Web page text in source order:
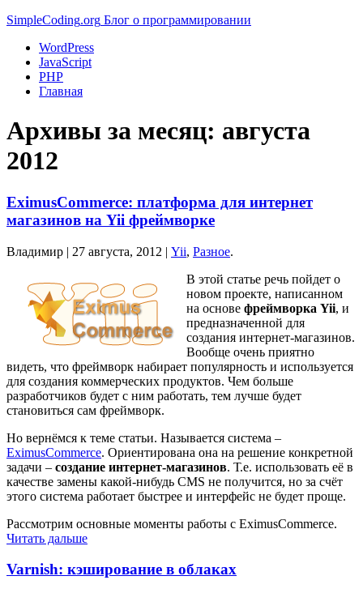
SimpleCoding.org Блог о программировании
WordPress
JavaScript
PHP
Главная
Архивы за месяц: августа
2012
EximusCommerce: платформа для интернет
магазинов на Yii фреймворке
Владимир | 27 августа, 2012 | Yii, Разное.
В этой статье речь пойдет о
новом проекте, написанном
на основе фреймворка Yii, и
предназначенной для
создания интернет-магазинов.
Вообще очень приятно
видеть, что фреймворк набирает популярность и используется
для создания коммерческих продуктов. Чем больше
разработчиков будет с ним работать, тем лучше будет
становиться сам фреймворк.
Но вернёмся к теме статьи. Называется система –
EximusCommerce. Ориентирована она на решение конкретной
задачи – создание интернет-магазинов. Т.е. использовать её в
качестве замены какой-нибудь CMS не получится, но за счёт
этого система работает быстрее и интерфейс не будет проще.
Рассмотрим основные моменты работы с EximusCommerce.
Читать дальше
Varnish: кэширование в облаках